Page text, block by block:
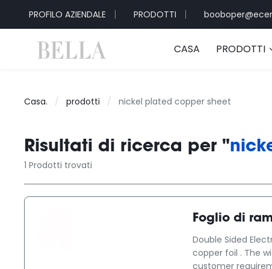
PROFILO AZIENDALE PRODOTTI
CASA PRODOTTI
Casa. / prodotti / nickel plated copper sheet
Risultati di ricerca per "
1 Prodotti trovati
Foglio di
Double Sided
copper foil . The
customer